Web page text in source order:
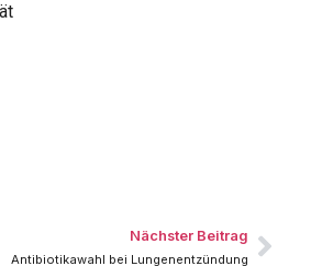
Nächster Beitrag
Antibiotikawahl bei Lungenentzündung